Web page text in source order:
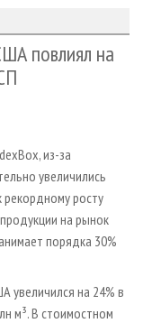
повлиял на
из-за
увеличились
росту
на рынок
порядка 30%
увеличился на 24% в
м³. В стоимостном